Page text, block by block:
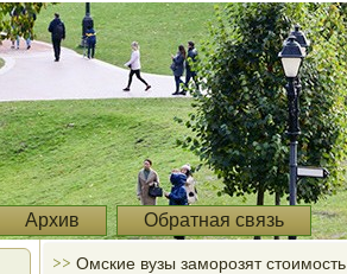
Архив Обратная связь
>> Омские вузы заморозят